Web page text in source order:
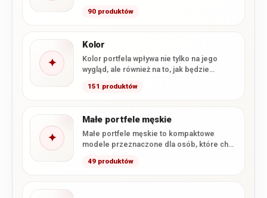
90 produktów
✦
Kolor
Kolor portfela wpływa nie tylko na jego
wygląd, ale również na to, jak będzie
151 produktów
✦
Małe portfele męskie
Małe portfele męskie to kompaktowe
modele przeznaczone dla osób, które chcą
banknoty…
49 produktów